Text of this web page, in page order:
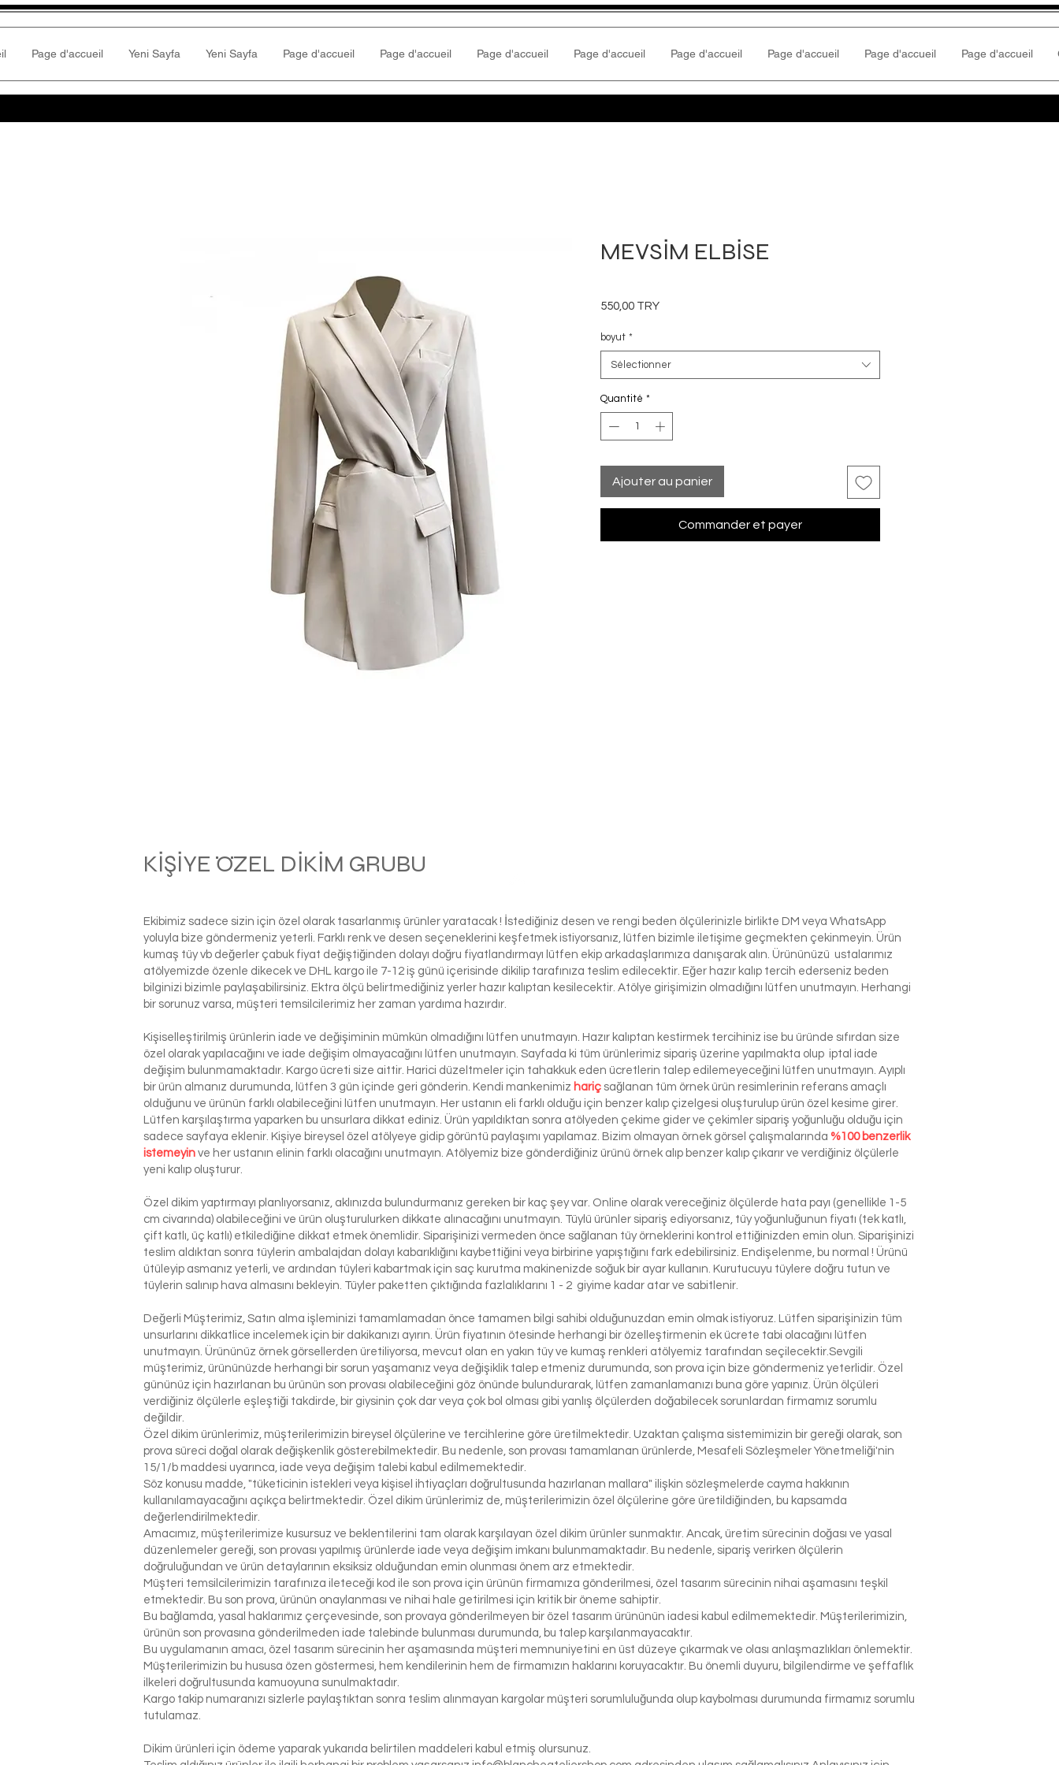
Page d'accueil Yeni Sayfa Yeni Sayfa Page d'accueil Page d'accueil Page d'accueil Page d'accueil Page d'accueil Page d'accueil Page d'accueil Page d'accueil
MEVSİM ELBİSE
550,00 TRYPrix
boyut *
Sélectionner
Quantité *
Ajouter au panier
Commander et payer
KİŞİYE ÖZEL DİKİM GRUBU
Ekibimiz sadece sizin için özel olarak tasarlanmış ürünler yaratacak ! İstediğiniz desen ve rengi beden ölçülerinizle birlikte DM veya WhatsApp
yoluyla bize göndermeniz yeterli. Farklı renk ve desen seçeneklerini keşfetmek istiyorsanız, lütfen bizimle iletişime geçmekten çekinmeyin. Ürün
kumaş tüy vb değerler çabuk fiyat değiştiğinden dolayı doğru fiyatlandırmayı lütfen ekip arkadaşlarımıza danışarak alın. Ürününüzü ustalarımız
atölyemizde özenle dikecek ve DHL kargo ile 7-12 iş günü içerisinde dikilip tarafınıza teslim edilecektir. Eğer hazır kalıp tercih ederseniz beden
bilginizi bizimle paylaşabilirsiniz. Ektra ölçü belirtmediğiniz yerler hazır kalıptan kesilecektir. Atölye girişimizin olmadığını lütfen unutmayın. Herhangi
bir sorunuz varsa, müşteri temsilcilerimiz her zaman yardıma hazırdır.
Kişiselleştirilmiş ürünlerin iade ve değişiminin mümkün olmadığını lütfen unutmayın. Hazır kalıptan kestirmek tercihiniz ise bu üründe sıfırdan size
özel olarak yapılacağını ve iade değişim olmayacağını lütfen unutmayın. Sayfada ki tüm ürünlerimiz sipariş üzerine yapılmakta olup iptal iade
değişim bulunmamaktadır. Kargo ücreti size aittir. Harici düzeltmeler için tahakkuk eden ücretlerin talep edilemeyeceğini lütfen unutmayın. Ayıplı
bir ürün almanız durumunda, lütfen 3 gün içinde geri gönderin. Kendi mankenimiz hariç sağlanan tüm örnek ürün resimlerinin referans amaçlı
olduğunu ve ürünün farklı olabileceğini lütfen unutmayın. Her ustanın eli farklı olduğu için benzer kalıp çizelgesi oluşturulup ürün özel kesime girer.
Lütfen karşılaştırma yaparken bu unsurlara dikkat ediniz. Ürün yapıldıktan sonra atölyeden çekime gider ve çekimler sipariş yoğunluğu olduğu için
sadece sayfaya eklenir. Kişiye bireysel özel atölyeye gidip görüntü paylaşımı yapılamaz. Bizim olmayan örnek görsel çalışmalarında %100 benzerlik
istemeyin ve her ustanın elinin farklı olacağını unutmayın. Atölyemiz bize gönderdiğiniz ürünü örnek alıp benzer kalıp çıkarır ve verdiğiniz ölçülerle
yeni kalıp oluşturur.
Özel dikim yaptırmayı planlıyorsanız, aklınızda bulundurmanız gereken bir kaç şey var. Online olarak vereceğiniz ölçülerde hata payı (genellikle 1-5
cm civarında) olabileceğini ve ürün oluşturulurken dikkate alınacağını unutmayın. Tüylü ürünler sipariş ediyorsanız, tüy yoğunluğunun fiyatı (tek katlı,
çift katlı, üç katlı) etkilediğine dikkat etmek önemlidir. Siparişinizi vermeden önce sağlanan tüy örneklerini kontrol ettiğinizden emin olun. Siparişinizi
teslim aldıktan sonra tüylerin ambalajdan dolayı kabarıklığını kaybettiğini veya birbirine yapıştığını fark edebilirsiniz. Endişelenme, bu normal ! Ürünü
ütüleyip asmanız yeterli, ve ardından tüyleri kabartmak için saç kurutma makinenizde soğuk bir ayar kullanın. Kurutucuyu tüylere doğru tutun ve
tüylerin salınıp hava almasını bekleyin. Tüyler paketten çıktığında fazlalıklarını 1 - 2 giyime kadar atar ve sabitlenir.
Değerli Müşterimiz, Satın alma işleminizi tamamlamadan önce tamamen bilgi sahibi olduğunuzdan emin olmak istiyoruz. Lütfen siparişinizin tüm
unsurlarını dikkatlice incelemek için bir dakikanızı ayırın. Ürün fiyatının ötesinde herhangi bir özelleştirmenin ek ücrete tabi olacağını lütfen
unutmayın. Ürününüz örnek görsellerden üretiliyorsa, mevcut olan en yakın tüy ve kumaş renkleri atölyemiz tarafından seçilecektir.Sevgili
müşterimiz, ürününüzde herhangi bir sorun yaşamanız veya değişiklik talep etmeniz durumunda, son prova için bize göndermeniz yeterlidir. Özel
gününüz için hazırlanan bu ürünün son provası olabileceğini göz önünde bulundurarak, lütfen zamanlamanızı buna göre yapınız. Ürün ölçüleri
verdiğiniz ölçülerle eşleştiği takdirde, bir giysinin çok dar veya çok bol olması gibi yanlış ölçülerden doğabilecek sorunlardan firmamız sorumlu
değildir.
Özel dikim ürünlerimiz, müşterilerimizin bireysel ölçülerine ve tercihlerine göre üretilmektedir. Uzaktan çalışma sistemimizin bir gereği olarak, son
prova süreci doğal olarak değişkenlik gösterebilmektedir. Bu nedenle, son provası tamamlanan ürünlerde, Mesafeli Sözleşmeler Yönetmeliği'nin
15/1/b maddesi uyarınca, iade veya değişim talebi kabul edilmemektedir.
Söz konusu madde, "tüketicinin istekleri veya kişisel ihtiyaçları doğrultusunda hazırlanan mallara" ilişkin sözleşmelerde cayma hakkının
kullanılamayacağını açıkça belirtmektedir. Özel dikim ürünlerimiz de, müşterilerimizin özel ölçülerine göre üretildiğinden, bu kapsamda
değerlendirilmektedir.
Amacımız, müşterilerimize kusursuz ve beklentilerini tam olarak karşılayan özel dikim ürünler sunmaktır. Ancak, üretim sürecinin doğası ve yasal
düzenlemeler gereği, son provası yapılmış ürünlerde iade veya değişim imkanı bulunmamaktadır. Bu nedenle, sipariş verirken ölçülerin
doğruluğundan ve ürün detaylarının eksiksiz olduğundan emin olunması önem arz etmektedir.
Müşteri temsilcilerimizin tarafınıza ileteceği kod ile son prova için ürünün firmamıza gönderilmesi, özel tasarım sürecinin nihai aşamasını teşkil
etmektedir. Bu son prova, ürünün onaylanması ve nihai hale getirilmesi için kritik bir öneme sahiptir.
Bu bağlamda, yasal haklarımız çerçevesinde, son provaya gönderilmeyen bir özel tasarım ürününün iadesi kabul edilmemektedir. Müşterilerimizin,
ürünün son provasına gönderilmeden iade talebinde bulunması durumunda, bu talep karşılanmayacaktır.
Bu uygulamanın amacı, özel tasarım sürecinin her aşamasında müşteri memnuniyetini en üst düzeye çıkarmak ve olası anlaşmazlıkları önlemektir.
Müşterilerimizin bu hususa özen göstermesi, hem kendilerinin hem de firmamızın haklarını koruyacaktır. Bu önemli duyuru, bilgilendirme ve şeffaflık
ilkeleri doğrultusunda kamuoyuna sunulmaktadır.
Kargo takip numaranızı sizlerle paylaştıktan sonra teslim alınmayan kargolar müşteri sorumluluğunda olup kaybolması durumunda firmamız sorumlu
tutulamaz.
Dikim ürünleri için ödeme yaparak yukarıda belirtilen maddeleri kabul etmiş olursunuz.